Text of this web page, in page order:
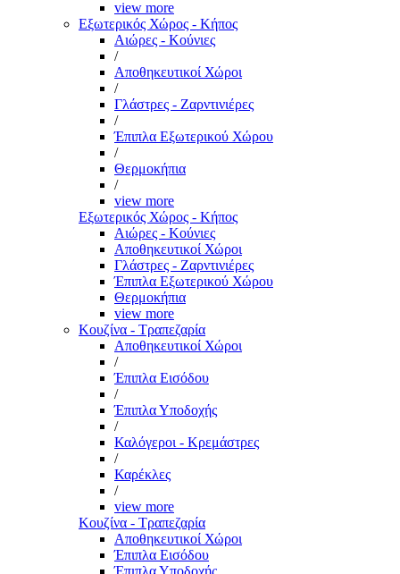
view more
Εξωτερικός Χώρος - Κήπος
Αιώρες - Κούνιες
/
Αποθηκευτικοί Χώροι
/
Γλάστρες - Ζαρντινιέρες
/
Έπιπλα Εξωτερικού Χώρου
/
Θερμοκήπια
/
view more
Εξωτερικός Χώρος - Κήπος
Αιώρες - Κούνιες
Αποθηκευτικοί Χώροι
Γλάστρες - Ζαρντινιέρες
Έπιπλα Εξωτερικού Χώρου
Θερμοκήπια
view more
Κουζίνα - Τραπεζαρία
Αποθηκευτικοί Χώροι
/
Έπιπλα Εισόδου
/
Έπιπλα Υποδοχής
/
Καλόγεροι - Κρεμάστρες
/
Καρέκλες
/
view more
Κουζίνα - Τραπεζαρία
Αποθηκευτικοί Χώροι
Έπιπλα Εισόδου
Έπιπλα Υποδοχής